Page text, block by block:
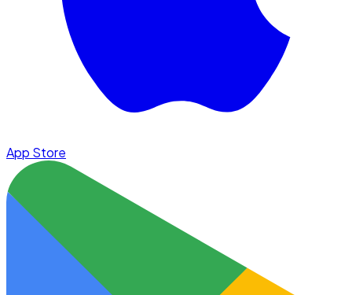
App Store